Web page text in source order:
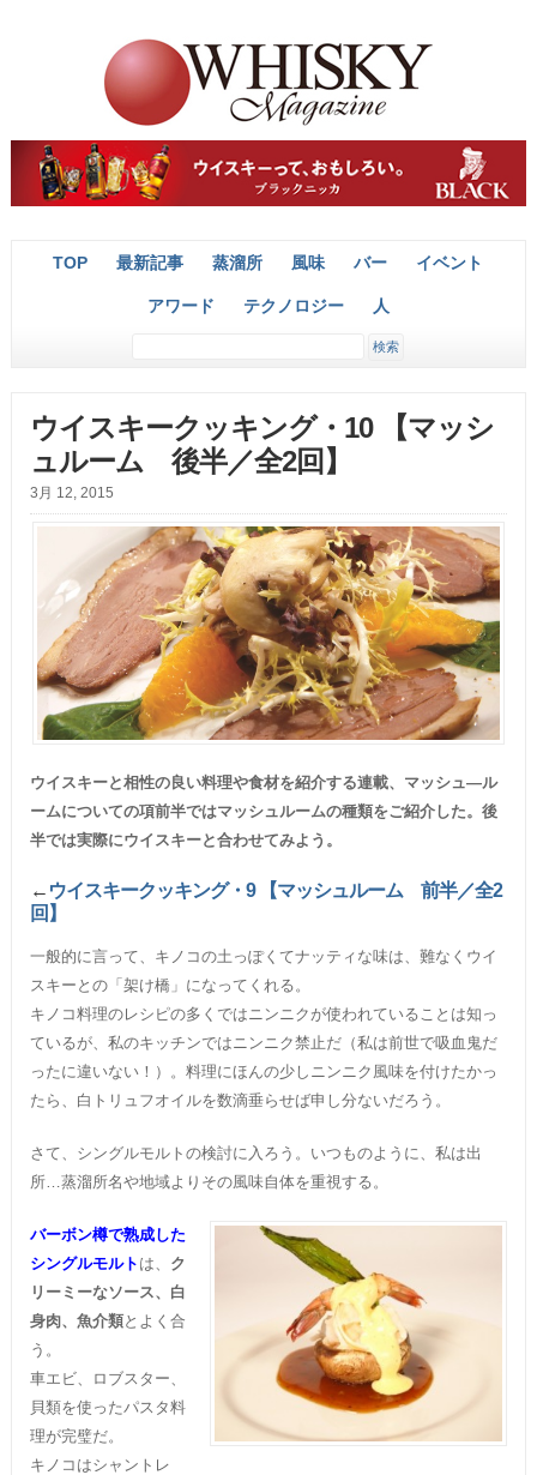
TOP 最新記事 蒸溜所 風味 バー イベント
アワード テクノロジー 人
ウイスキークッキング・10 【マッシ
ュルーム 後半／全2回】
3月 12, 2015
ウイスキーと相性の良い料理や食材を紹介する連載、マッシュ―ル
ームについての項前半ではマッシュルームの種類をご紹介した。後
半では実際にウイスキーと合わせてみよう。
← ウイスキークッキング・9 【マッシュルーム 前半／全2
回】
一般的に言って、キノコの土っぽくてナッティな味は、難なくウイ
スキーとの「架け橋」になってくれる。
キノコ料理のレシピの多くではニンニクが使われていることは知っ
ているが、私のキッチンではニンニク禁止だ（私は前世で吸血鬼だ
ったに違いない！）。料理にほんの少しニンニク風味を付けたかっ
たら、白トリュフオイルを数滴垂らせば申し分ないだろう。
さて、シングルモルトの検討に入ろう。いつものように、私は出
所…蒸溜所名や地域よりその風味自体を重視する。
バーボン樽で熟成した
シングルモルト は、 ク
リーミーなソース、白
身肉、魚介類とよく合
う。
車エビ、ロブスター、
貝類を使ったパスタ料
理が完璧だ。
キノコはシャントレ